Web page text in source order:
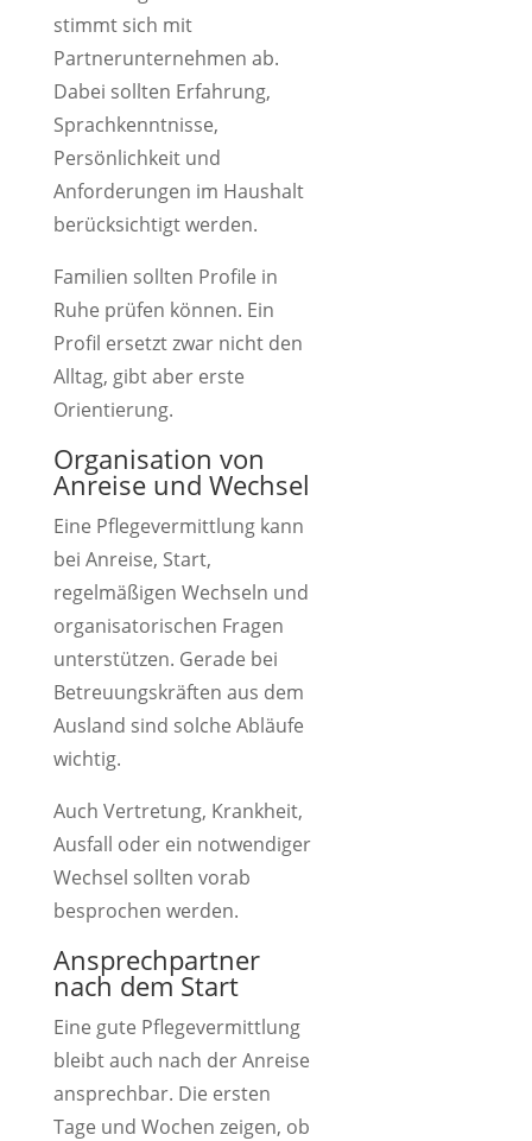
stimmt sich mit
Partnerunternehmen ab.
Dabei sollten Erfahrung,
Sprachkenntnisse,
Persönlichkeit und
Anforderungen im Haushalt
berücksichtigt werden.
Familien sollten Profile in
Ruhe prüfen können. Ein
Profil ersetzt zwar nicht den
Alltag, gibt aber erste
Orientierung.
Organisation von
Anreise und Wechsel
Eine Pflegevermittlung kann
bei Anreise, Start,
regelmäßigen Wechseln und
organisatorischen Fragen
unterstützen. Gerade bei
Betreuungskräften aus dem
Ausland sind solche Abläufe
wichtig.
Auch Vertretung, Krankheit,
Ausfall oder ein notwendiger
Wechsel sollten vorab
besprochen werden.
Ansprechpartner
nach dem Start
Eine gute Pflegevermittlung
bleibt auch nach der Anreise
ansprechbar. Die ersten
Tage und Wochen zeigen, ob